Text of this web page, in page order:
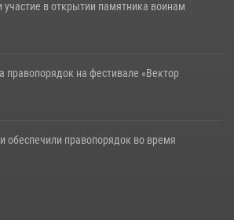
в открытии памятника воинам
правопорядок на фестивале «Вектор
обеспечили правопорядок во время